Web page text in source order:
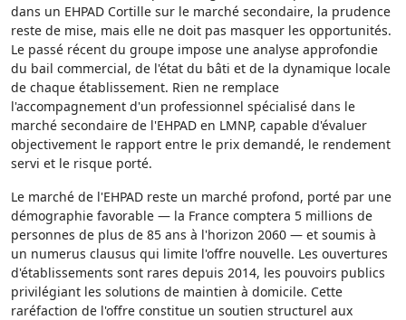
dans un EHPAD Cortille sur le marché secondaire, la prudence
reste de mise, mais elle ne doit pas masquer les opportunités.
Le passé récent du groupe impose une analyse approfondie
du bail commercial, de l'état du bâti et de la dynamique locale
de chaque établissement. Rien ne remplace
l'accompagnement d'un professionnel spécialisé dans le
marché secondaire de l'EHPAD en LMNP, capable d'évaluer
objectivement le rapport entre le prix demandé, le rendement
servi et le risque porté.
Le marché de l'EHPAD reste un marché profond, porté par une
démographie favorable — la France comptera 5 millions de
personnes de plus de 85 ans à l'horizon 2060 — et soumis à
un numerus clausus qui limite l'offre nouvelle. Les ouvertures
d'établissements sont rares depuis 2014, les pouvoirs publics
privilégiant les solutions de maintien à domicile. Cette
raréfaction de l'offre constitue un soutien structurel aux